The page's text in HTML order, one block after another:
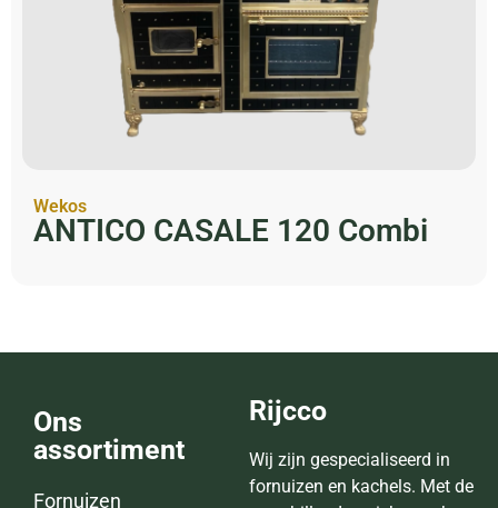
Wekos
ANTICO CASALE 120 Combi
Ons
assortiment
Fornuizen
Rijcco
Wij zijn gespecialiseerd in
fornuizen en kachels. Met de